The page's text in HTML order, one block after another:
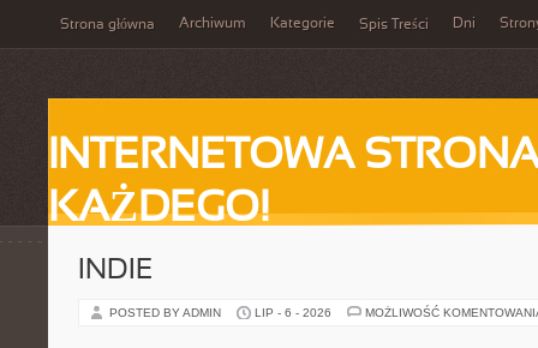
Strona główna Archiwum Kategorie Spis Treści Dni
INTERNETOWA
KAŻDEGO!
INDIE
POSTED BY ADMIN LIP - 6 - 2026 MOŻLIWOŚĆ